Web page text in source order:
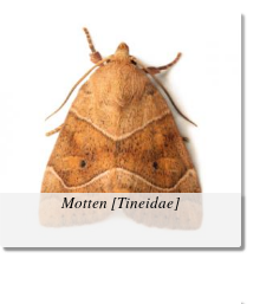
Motten [Tineidae]